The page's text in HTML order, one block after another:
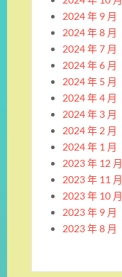
2024 年 9 月
2024 年 8 月
2024 年 7 月
2024 年 6 月
2024 年 5 月
2024 年 4 月
2024 年 3 月
2024 年 2 月
2024 年 1 月
2023 年 12 月
2023 年 11 月
2023 年 10 月
2023 年 9 月
2023 年 8 月